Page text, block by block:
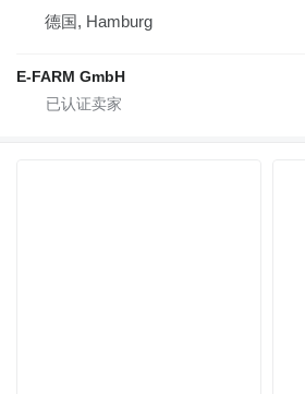
德国, Hamburg
E-FARM GmbH